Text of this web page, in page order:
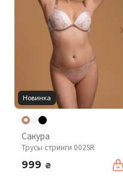
Новинка
Сакура
Трусы стринги 002SR
999 ₴